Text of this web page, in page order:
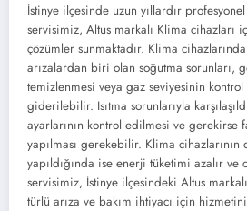
İstinye ilçesinde uzun yıllardır
servisimiz, Altus markalı Klima cihazları
çözümler sunmaktadır. Klima cihazlarında
arızalardan biri olan soğutma sorunları,
temizlenmesi veya gaz seviyesinin
giderilebilir. Isıtma sorunlarıyla
ayarlarının kontrol edilmesi ve gerekirse
yapılması gerekebilir. Klima cihazlarının
yapıldığında ise enerji tüketimi azalır ve
servisimiz, İstinye ilçesindeki Altus
türlü arıza ve bakım ihtiyacı için